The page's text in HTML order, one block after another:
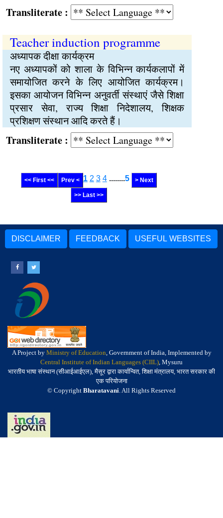
:
Teacher induction programme
अध्यापक दीक्षा कार्यक्रम
नए अध्यापकों को शाला के विभिन्न कार्यकलापों में
समायोजित करने के लिए आयोजित कार्यक्रम।
इसका आयोजन विभिन्न अनुवर्ती संस्थाएं जैसे शिक्षा
प्रसार सेवा, राज्य शिक्षा निदेशालय, शिक्षक
प्रशिक्षण संस्थान आदि करते हैं।
:
<< First << Prev < 1 2 3 4 ........5 > Next
>> Last >>
DISCLAIMER FEEDBACK USEFUL WEBSITES
A Project by Ministry of Education, Government of India, Implemented by
Central Institute of Indian Languages (CIIL), Mysuru
भारतीय भाषा संस्थान (सीआईआईएल), मैसूर द्वारा कार्यान्वित, शिक्षा मंत्रालय, भारत सरकार की
एक परियोजना
© Copyright Bharatavani. All Rights Reserved